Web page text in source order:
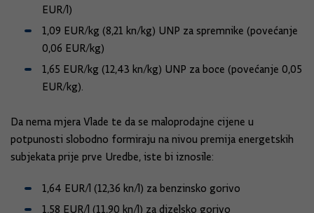
EUR/l)
1,09 EUR/kg (8,21 kn/kg) UNP za spremnike (povećanje
0,06 EUR/kg)
1,65 EUR/kg (12,43 kn/kg) UNP za boce (povećanje 0,05
EUR/kg).
Da nema mjera Vlade te da se maloprodajne cijene u
potpunosti slobodno formiraju na nivou premija energetskih
subjekata prije prve Uredbe, iste bi iznosile:
1,64 EUR/l (12,36 kn/l) za benzinsko gorivo
1,58 EUR/l (11,90 kn/l) za dizelsko gorivo